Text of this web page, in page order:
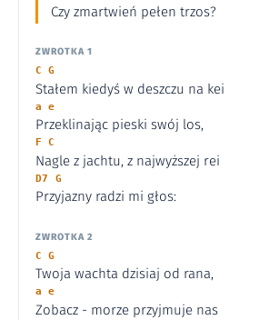
Czy zmartwień pełen trzos?
ZWROTKA 1
C G
Stałem kiedyś w deszczu na kei
a e
Przeklinając pieski swój los,
F C
Nagle z jachtu, z najwyższej rei
D7 G
Przyjazny radzi mi głos:
ZWROTKA 2
C G
Twoja wachta dzisiaj od rana,
a e
Zobacz - morze przyjmuje nas